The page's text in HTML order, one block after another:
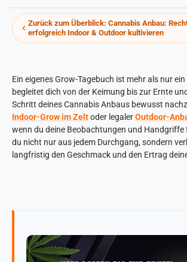
Zurück zum Überblick: Cannabis Anbau:
erfolgreich Indoor & Outdoor kultivieren
Ein eigenes Grow-Tagebuch ist mehr als nur
begleitet dich von der Keimung bis zur Ernte
Schritt deines Cannabis Anbaus bewusst
Indoor-Grow im Zeltoder legalerOutdoor-
wenn du deine Beobachtungen und
du nicht nur aus jedem Durchgang, sondern
langfristig den Geschmack und den Ertrag